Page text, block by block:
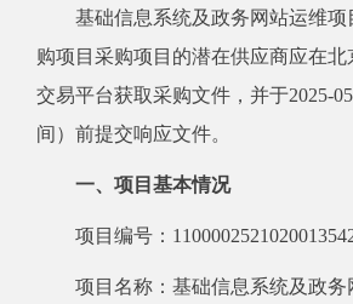
基础信息系统及政务网站运维项
购项目采购项目的潜在供应商应在
交易平台获取采购文件，并于2025-
间）前提交响应文件。
一、项目基本情况
项目编号：
项目名称：基础信息系统及政务